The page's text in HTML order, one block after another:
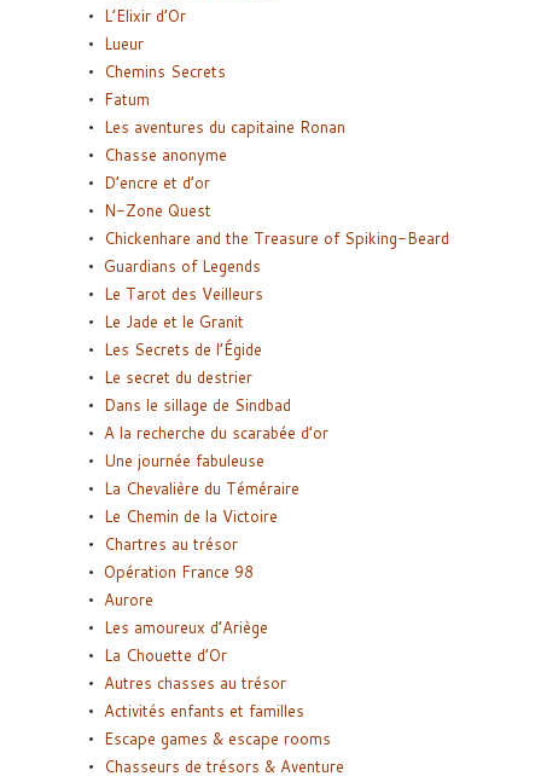
L’Elixir d’Or
Lueur
Chemins Secrets
Fatum
Les aventures du capitaine Ronan
Chasse anonyme
D’encre et d’or
N-Zone Quest
Chickenhare and the Treasure of Spiking-Beard
Guardians of Legends
Le Tarot des Veilleurs
Le Jade et le Granit
Les Secrets de l’Égide
Le secret du destrier
Dans le sillage de Sindbad
A la recherche du scarabée d’or
Une journée fabuleuse
La Chevalière du Téméraire
Le Chemin de la Victoire
Chartres au trésor
Opération France 98
Aurore
Les amoureux d’Ariège
La Chouette d’Or
Autres chasses au trésor
Activités enfants et familles
Escape games & escape rooms
Chasseurs de trésors & Aventure